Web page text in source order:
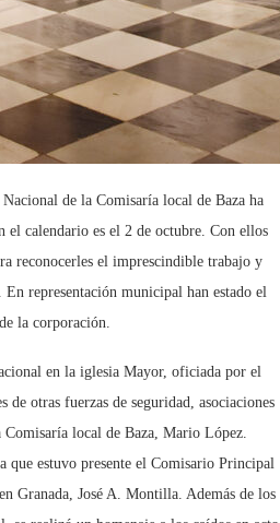
de la Comisaría local de Baza ha
el calendario es el 2 de octubre. Con ellos
reconocerles el imprescindible trabajo y
representación municipal han estado el
la corporación.
en la iglesia Mayor, oficiada por el
otras fuerzas de seguridad, asociaciones
Comisaría local de Baza, Mario López.
que estuvo presente el Comisario Principal
Granada, José A. Montilla. Además de los